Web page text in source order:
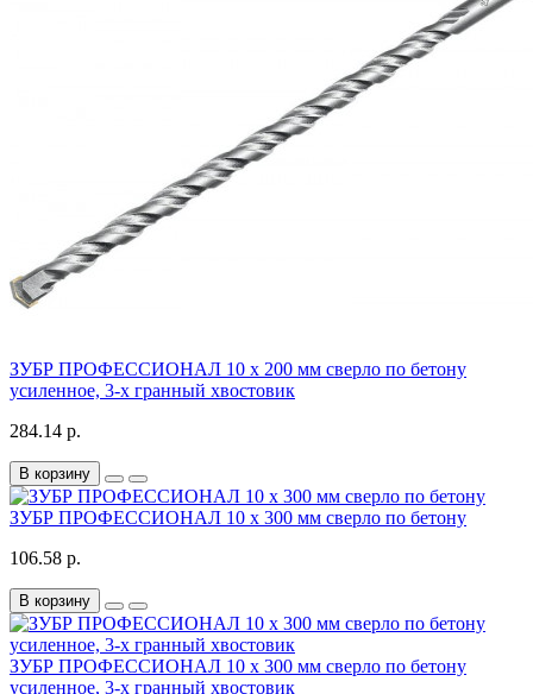
ЗУБР ПРОФЕССИОНАЛ 10 x 200 мм сверло по бетону
усиленное, 3-х гранный хвостовик
284.14 р.
В корзину
ЗУБР ПРОФЕССИОНАЛ 10 x 300 мм сверло по бетону
106.58 р.
В корзину
ЗУБР ПРОФЕССИОНАЛ 10 x 300 мм сверло по бетону
усиленное, 3-х гранный хвостовик